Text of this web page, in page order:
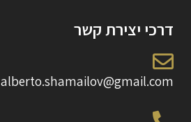
דרכי יצירת קשר
alberto.shamailov@gmail.com